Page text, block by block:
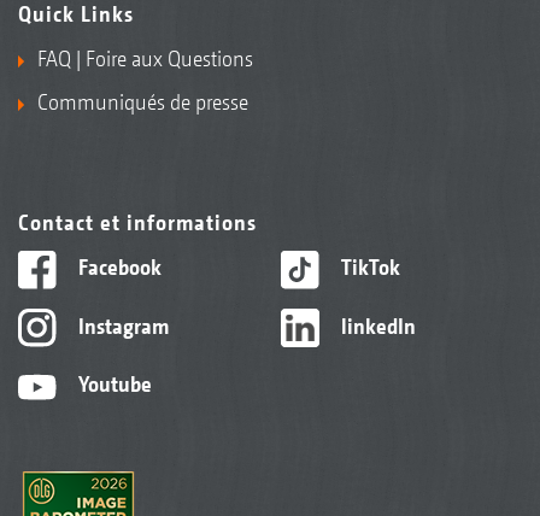
Quick Links
FAQ | Foire aux Questions
Communiqués de presse
Contact et informations
Facebook
Instagram
Youtube
TikTok
linkedIn